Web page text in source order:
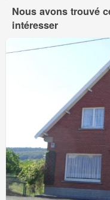
Nous avons trouvé
intéresser